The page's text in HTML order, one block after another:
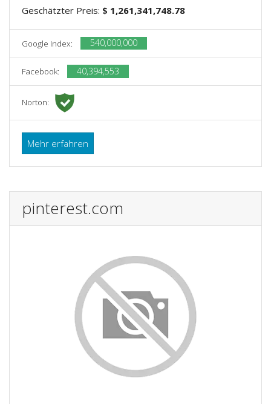
Geschätzter Preis: $ 1,261,341,748.78
Google Index: 540,000,000
Facebook: 40,394,553
Norton:
Mehr erfahren
pinterest.com